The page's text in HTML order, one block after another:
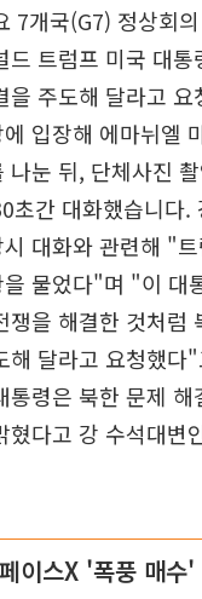
7개국(G7) 정상회
드 트럼프 미국 대통
을 주도해 달라고 요
입장해 에마뉘엘
나눈 뒤, 단체사진
초간 대화했습니다.
대화와 관련해 "
물었다"며 "이 대
쟁을 해결한 것처럼
해 달라고 요청했다
통령은 북한 문제
혔다고 강 수석대변
이스X '폭풍 매수'